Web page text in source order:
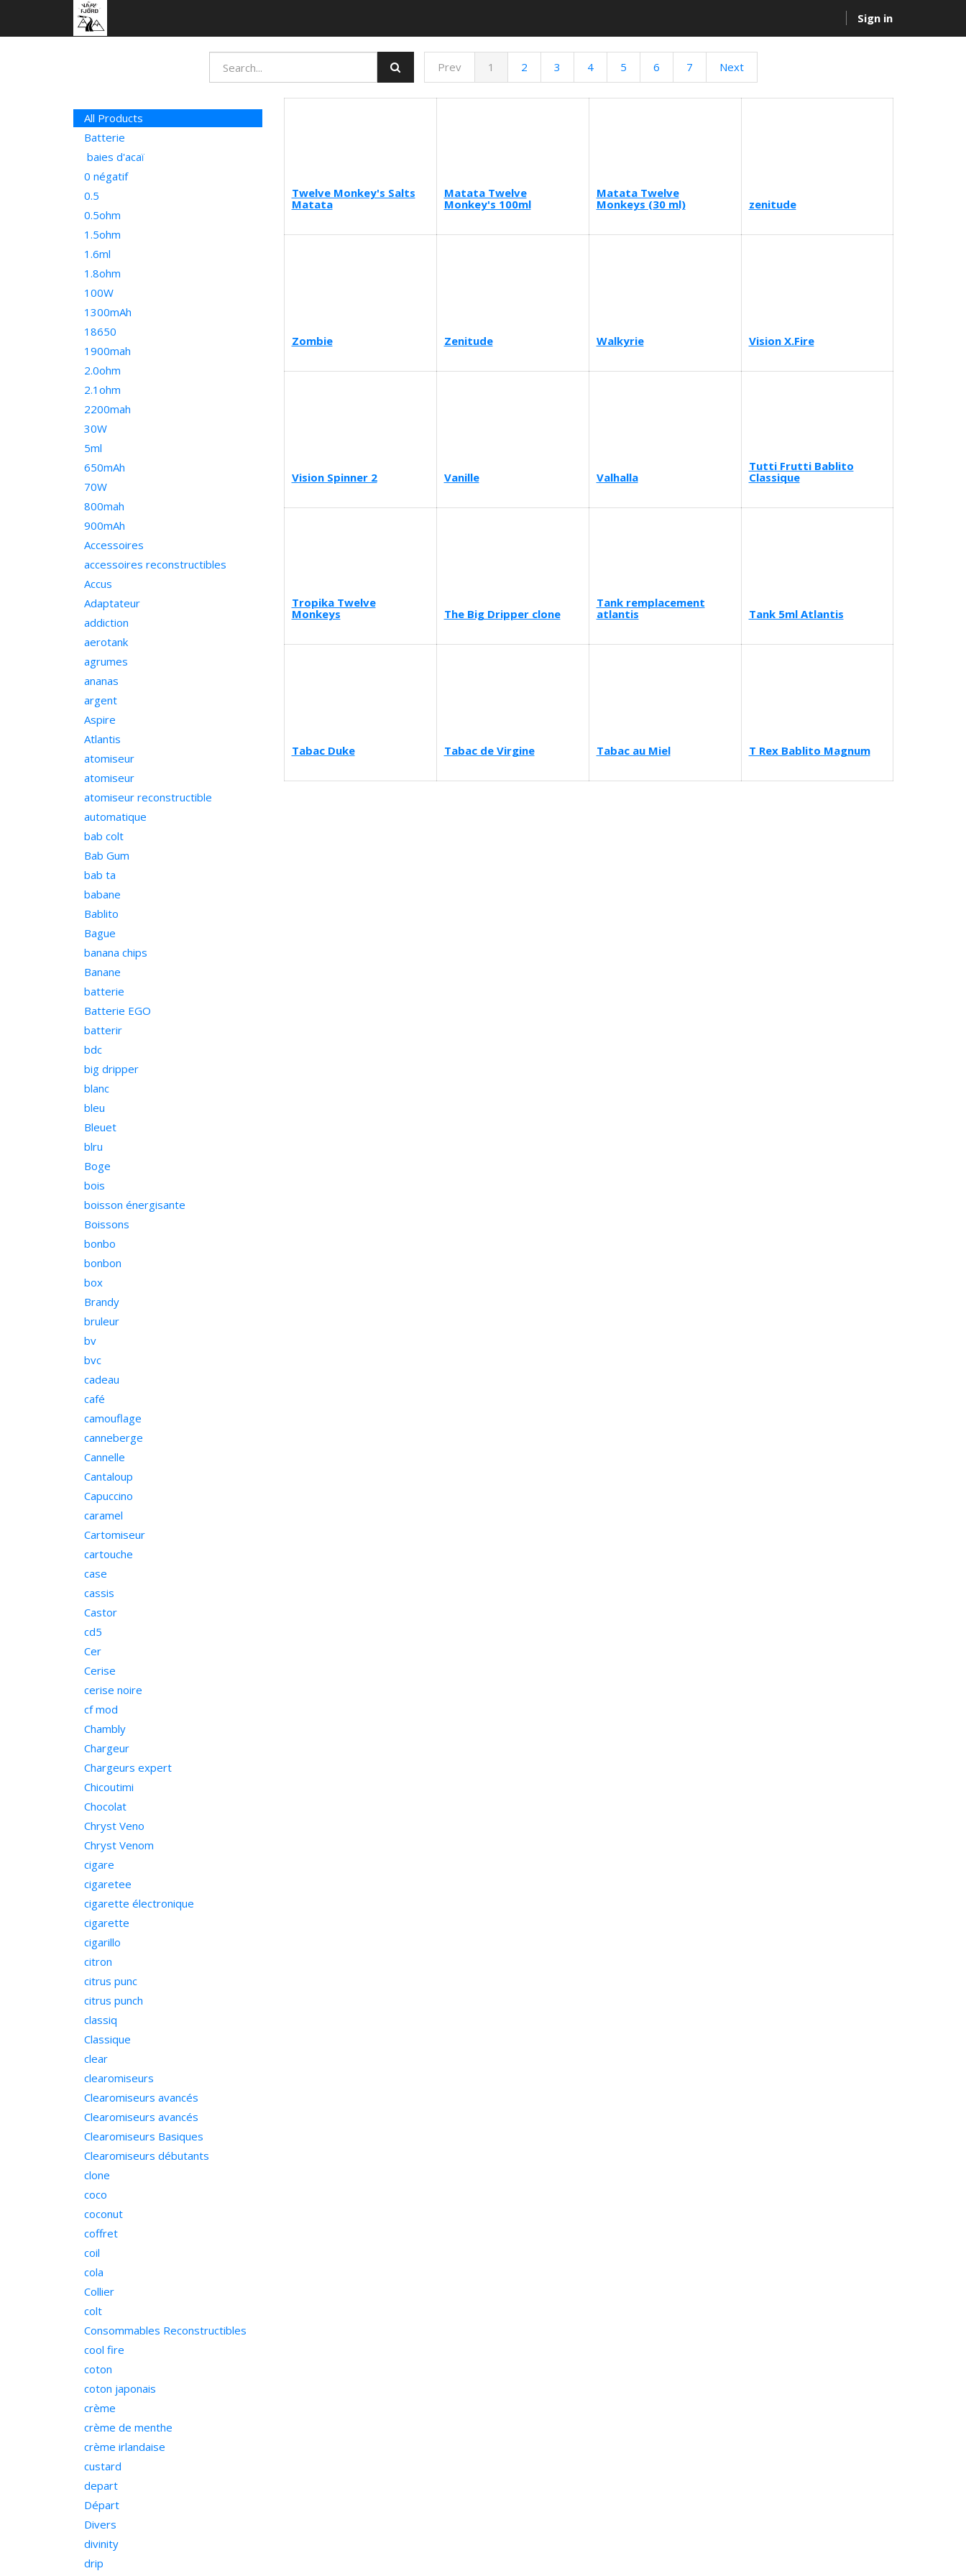
Sign in
Prev 1 2 3 4 5 6 7 Next
All Products
Batterie
baies d'acaï
0 négatif
0.5
0.5ohm
1.5ohm
1.6ml
1.8ohm
100W
1300mAh
18650
1900mah
2.0ohm
2.1ohm
2200mah
30W
5ml
650mAh
70W
800mah
900mAh
Accessoires
accessoires reconstructibles
Accus
Adaptateur
addiction
aerotank
agrumes
ananas
argent
Aspire
Atlantis
atomiseur
atomiseur
atomiseur reconstructible
automatique
bab colt
Bab Gum
bab ta
babane
Bablito
Bague
banana chips
Banane
batterie
Batterie EGO
batterir
bdc
big dripper
blanc
bleu
Bleuet
blru
Boge
bois
boisson énergisante
Boissons
bonbo
bonbon
box
Brandy
bruleur
bv
bvc
cadeau
café
camouflage
canneberge
Cannelle
Cantaloup
Capuccino
caramel
Cartomiseur
cartouche
case
cassis
Castor
cd5
Cer
Cerise
cerise noire
cf mod
Chambly
Chargeur
Chargeurs expert
Chicoutimi
Chocolat
Chryst Veno
Chryst Venom
cigare
cigaretee
cigarette électronique
cigarette
cigarillo
citron
citrus punc
citrus punch
classiq
Classique
clear
clearomiseurs
Clearomiseurs avancés
Clearomiseurs avancés
Clearomiseurs Basiques
Clearomiseurs débutants
clone
coco
coconut
coffret
coil
cola
Collier
colt
Consommables Reconstructibles
cool fire
coton
coton japonais
crème
crème de menthe
crème irlandaise
custard
depart
Départ
Divers
divinity
drip
Twelve Monkey's Salts
Matata
Matata Twelve
Monkey's 100ml
Matata Twelve
Monkeys (30 ml)
zenitude
Zombie Zenitude Walkyrie Vision X.Fire
Vision Spinner 2 Vanille Valhalla
Tutti Frutti Bablito
Classique
Tropika Twelve
Monkeys
The Big Dripper clone
Tank remplacement
atlantis
Tank 5ml Atlantis
Tabac Duke Tabac de Virgine Tabac au Miel T Rex Bablito Magnum